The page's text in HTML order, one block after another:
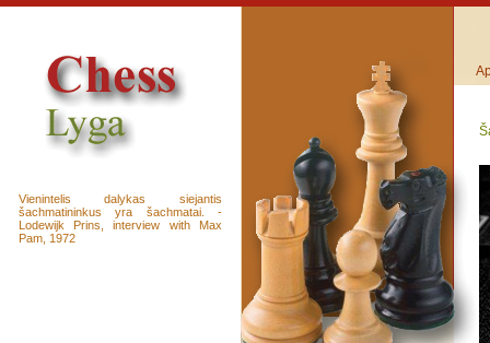
Vienintelis dalykas siejantis
šachmatininkus yra šachmatai. -
Lodewijk Prins, interview with Max
Pam, 1972